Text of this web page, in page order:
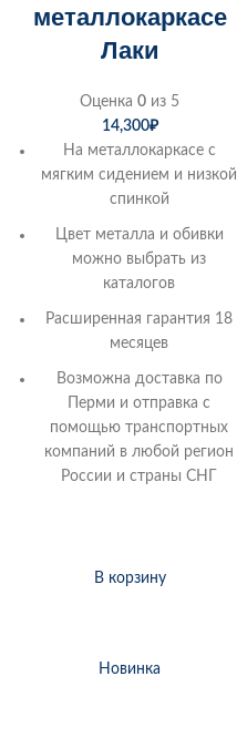
металлокаркасе
Лаки
Оценка 0 из 5
14,300₽
На металлокаркасе с
мягким сидением и низкой
спинкой
Цвет металла и обивки
можно выбрать из
каталогов
Расширенная гарантия 18
месяцев
Возможна доставка по
Перми и отправка с
помощью транспортных
компаний в любой регион
России и страны СНГ
В корзину
Новинка